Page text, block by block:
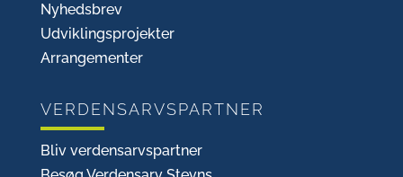
Nyhedsbrev
Udviklingsprojekter
Arrangementer
VERDENSARVSPARTNER
Bliv verdensarvspartner